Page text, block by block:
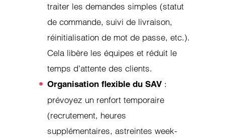
traiter les demandes simples (statut
de commande, suivi de livraison,
réinitialisation de mot de passe, etc.).
Cela libère les équipes et réduit le
temps d’attente des clients.
Organisation flexible du SAV :
prévoyez un renfort temporaire
(recrutement, heures
supplémentaires, astreintes week-